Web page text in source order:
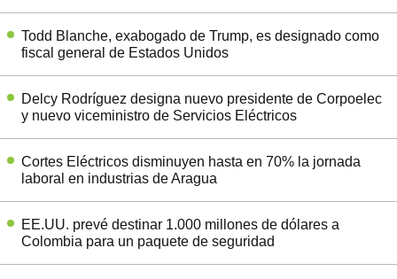
Todd Blanche, exabogado de Trump, es designado como
fiscal general de Estados Unidos
Delcy Rodríguez designa nuevo presidente de Corpoelec
y nuevo viceministro de Servicios Eléctricos
Cortes Eléctricos disminuyen hasta en 70% la jornada
laboral en industrias de Aragua
EE.UU. prevé destinar 1.000 millones de dólares a
Colombia para un paquete de seguridad